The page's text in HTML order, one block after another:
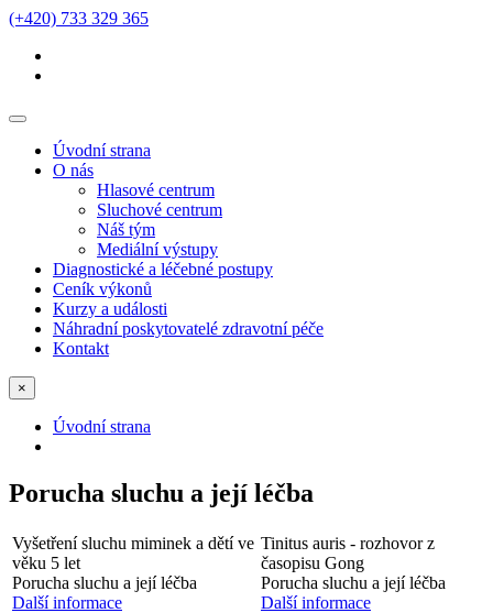
(+420) 733 329 365
Úvodní strana
O nás
Hlasové centrum
Sluchové centrum
Náš tým
Mediální výstupy
Diagnostické a léčebné postupy
Ceník výkonů
Kurzy a události
Náhradní poskytovatelé zdravotní péče
Kontakt
×
Úvodní strana
Porucha sluchu a její léčba
Vyšetření sluchu miminek a dětí ve
věku 5 let
Porucha sluchu a její léčba
Další informace
Tinitus auris - rozhovor z
časopisu Gong
Porucha sluchu a její léčba
Další informace